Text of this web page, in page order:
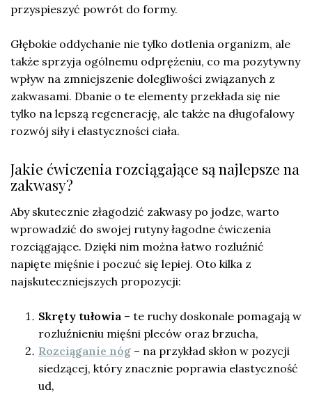
przyspieszyć powrót do formy.
Głębokie oddychanie nie tylko dotlenia organizm, ale
także sprzyja ogólnemu odprężeniu, co ma pozytywny
wpływ na zmniejszenie dolegliwości związanych z
zakwasami. Dbanie o te elementy przekłada się nie
tylko na lepszą regenerację, ale także na długofalowy
rozwój siły i elastyczności ciała.
Jakie ćwiczenia rozciągające są najlepsze na
zakwasy?
Aby skutecznie złagodzić zakwasy po jodze, warto
wprowadzić do swojej rutyny łagodne ćwiczenia
rozciągające. Dzięki nim można łatwo rozluźnić
napięte mięśnie i poczuć się lepiej. Oto kilka z
najskuteczniejszych propozycji:
Skręty tułowia – te ruchy doskonale pomagają w
rozluźnieniu mięśni pleców oraz brzucha,
Rozciąganie nóg – na przykład skłon w pozycji
siedzącej, który znacznie poprawia elastyczność
ud,